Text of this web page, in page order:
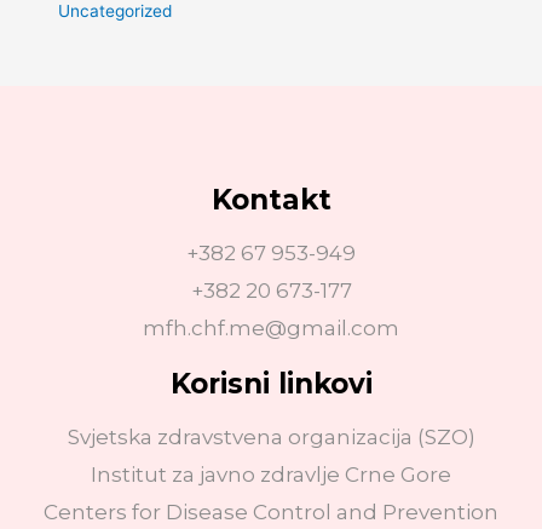
Uncategorized
Kontakt
+382 67 953-949
+382 20 673-177
mfh.chf.me@gmail.com
Korisni linkovi
Svjetska zdravstvena organizacija (SZO)
Institut za javno zdravlje Crne Gore
Centers for Disease Control and Prevention